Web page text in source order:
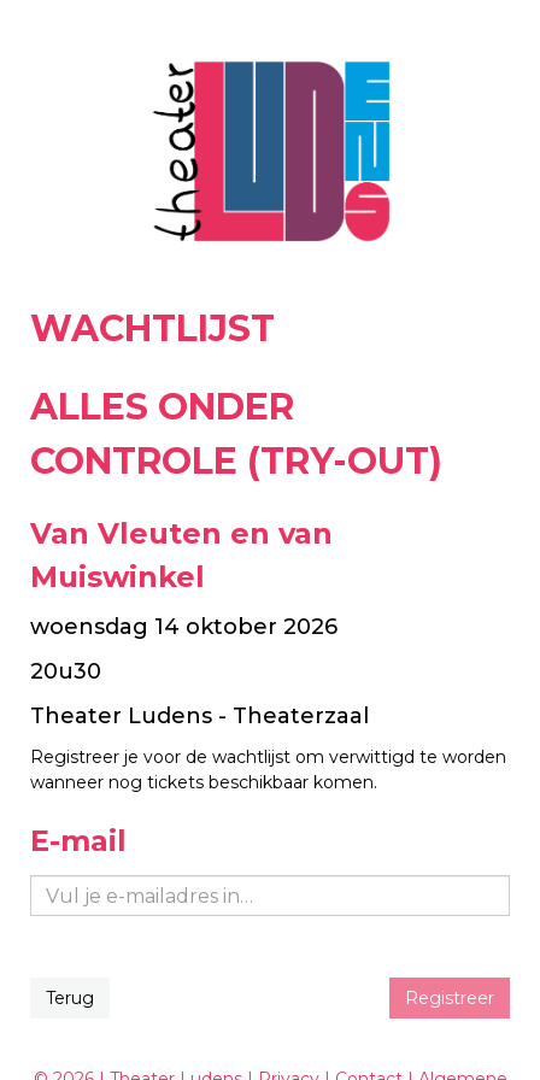
WACHTLIJST
ALLES ONDER
CONTROLE (TRY-OUT)
Van Vleuten en van
Muiswinkel
woensdag 14 oktober 2026
20u30
Theater Ludens - Theaterzaal
Registreer je voor de wachtlijst om verwittigd te worden
wanneer nog tickets beschikbaar komen.
E-mail
Terug Registreer